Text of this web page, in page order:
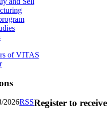
of VITAS
2026RSSRegister to